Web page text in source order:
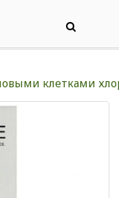
клетками